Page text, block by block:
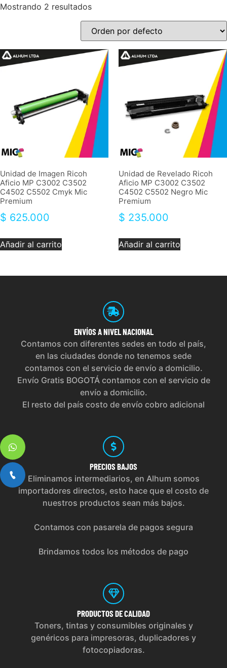
Mostrando 2 resultados
Unidad de Imagen Ricoh
Aficio MP C3002 C3502
C4502 C5502 Cmyk Mic
Premium
$ 625.000
Añadir al carrito
Unidad de Revelado Ricoh
Aficio MP C3002 C3502
C4502 C5502 Negro Mic
Premium
$ 235.000
Añadir al carrito
ENVÍOS A NIVEL NACIONAL
Contamos con diferentes sedes en todo el país,
en las ciudades donde no tenemos sede
contamos con el servicio de envío a domicilio.
Envío Gratis BOGOTÁ contamos con el servicio de
envío a domicilio.
El resto del país costo de envío cobro adicional
PRECIOS BAJOS
Eliminamos intermediarios, en Alhum somos
importadores directos, esto hace que el costo de
nuestros productos sean más bajos.
Contamos con pasarela de pagos segura
Brindamos todos los métodos de pago
PRODUCTOS DE CALIDAD
Toners, tintas y consumibles originales y
genéricos para impresoras, duplicadores y
fotocopiadoras.